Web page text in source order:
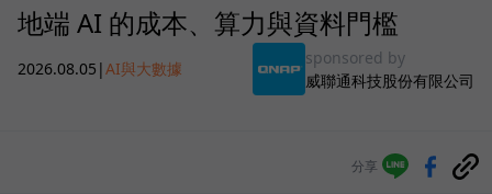
地端 AI 的成本、算力與資料門檻
2026.08.05 |AI與大數據
sponsored by
威聯通科技股份有限公司
分享